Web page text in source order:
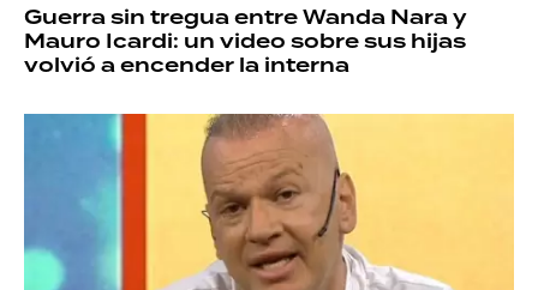
Guerra sin tregua entre Wanda Nara y
Mauro Icardi: un video sobre sus hijas
volvió a encender la interna